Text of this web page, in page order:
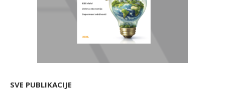
SVE PUBLIKACIJE